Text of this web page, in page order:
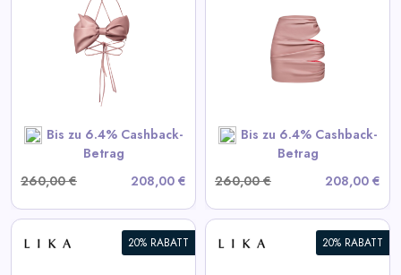
Bis zu 6.4% Cashback-
Betrag
260,00 €
208,00 €
Bis zu 6.4% Cashback-
Betrag
260,00 €
208,00 €
Drapierte Pink-Minirock
View All LIKA Deals
20% RABATT 20% RABATT